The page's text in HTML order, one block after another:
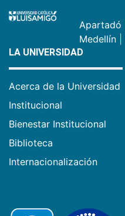
Apartadó
Medellín
LA UNIVERSIDAD
Acerca de la Universidad
Institucional
Bienestar Institucional
Biblioteca
Internacionalización